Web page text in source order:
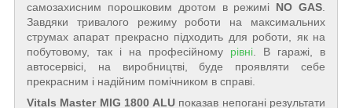
самозахисним порошковим дротом в режимі NO GAS.
Завдяки тривалого режиму роботи на максимальних
струмах апарат прекрасно підходить для роботи, як на
побутовому, так і на професійному рівні. В гаражі, в
автосервісі, на виробництві, буде проявляти себе
прекрасним і надійним помічником в справі.
Vitals Master MIG 1800 ALUпоказав непогані результати